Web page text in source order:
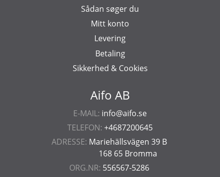
Aifo AB
E-MAIL: info@aifo.se
TELEFON: +4687200645
ADRESSE: Mariehällsvägen 39 B
168 65 Bromma
ORG.NR: 556567-5286
Sådan søger du
Mitt konto
Levering
Betaling
Sikkerhed & Cookies